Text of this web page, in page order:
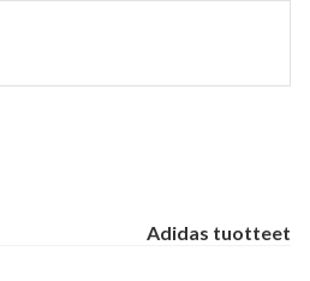
Adidas tuotteet